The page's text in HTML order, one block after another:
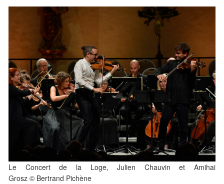
Le Concert de la Loge, Julien Chauvin et Amihai
Grosz © Bertrand Pichène